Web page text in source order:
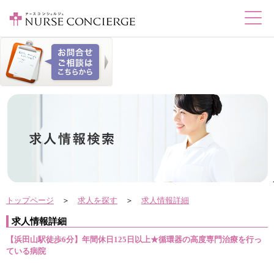
トップページ ＞ 求人を探す ＞ 求人情報詳細
求人情報詳細
【浜田山駅徒歩6分】年間休日125日以上★循環器の高度専門治療を行っ
ている病院